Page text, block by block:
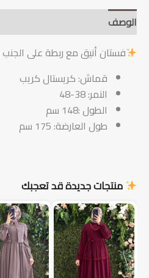
الوصف
فستان أنيق مع ربطة على الجنب
قماش: كريستال كريب
النمر: 38-48
الطول :148 سم
طول العارضة: 175 سم
منتجات جديدة قد تعجبك